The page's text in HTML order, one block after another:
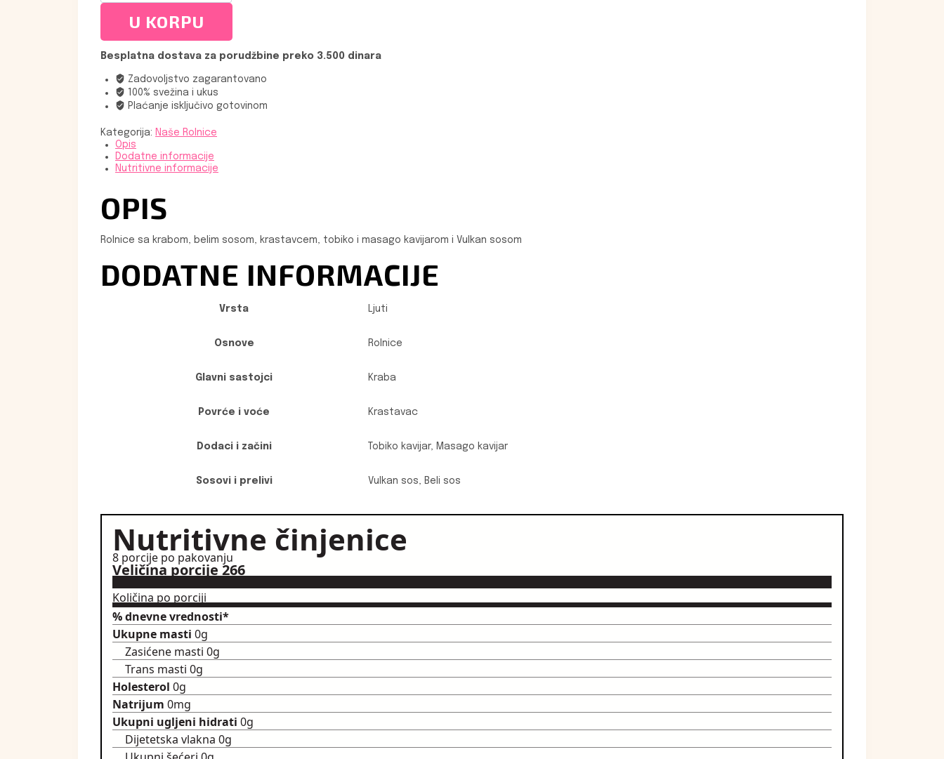
U KORPU
Besplatna dostava za porudžbine preko 3.500 dinara
Zadovoljstvo zagarantovano
100% svežina i ukus
Plaćanje isključivo gotovinom
Kategorija: Naše Rolnice
Opis
Dodatne informacije
Nutritivne informacije
OPIS
Rolnice sa krabom, belim sosom, krastavcem, tobiko i masago kavijarom i Vulkan sosom
DODATNE INFORMACIJE
Vrsta Ljuti
Osnove Rolnice
Glavni sastojci Kraba
Povrće i voće Krastavac
Dodaci i začini Tobiko kavijar, Masago kavijar
Sosovi i prelivi Vulkan sos, Beli sos
Nutritivne činjenice
8 porcije po pakovanju
Veličina porcije 266
Količina po porciji
% dnevne vrednosti*
Ukupne masti 0g
Zasićene masti 0g
Trans masti 0g
Holesterol 0g
Natrijum 0mg
Ukupni ugljeni hidrati 0g
Dijetetska vlakna 0g